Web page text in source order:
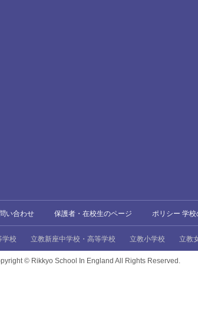
い合わせ 保護者・在校生のページ ポリシー 学校
学校 立教新座中学校・高等学校 立教小学校 立教
© Rikkyo School In England All Rights Reserved.